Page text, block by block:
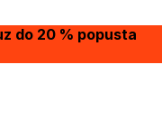
do 20 % popusta